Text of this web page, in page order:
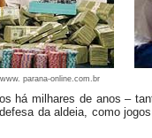
www. parana-online.com.br
há milhares de anos –
da aldeia, como jogos